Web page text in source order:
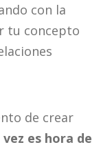
con la
tu concepto
de crear
vez es hora de